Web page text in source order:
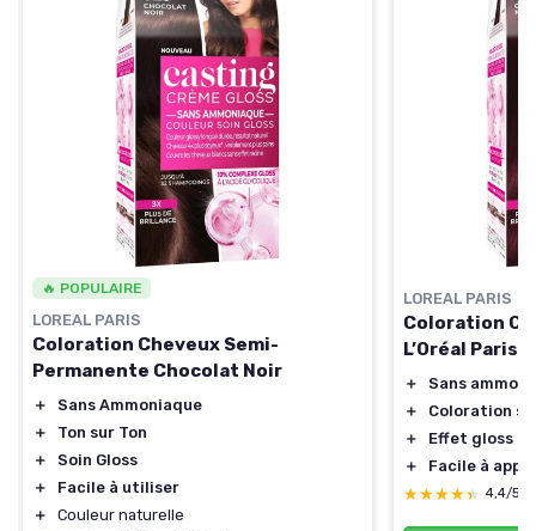
🔥 POPULAIRE
LOREAL PARIS
Coloration Cheveux Semi-
Permanente Chocolat Noir
＋
Sans Ammoniaque
＋
Ton sur Ton
＋
Soin Gloss
＋
Facile à utiliser
＋
Couleur naturelle
LOREAL PARIS
Coloration
L’Oréal Paris
＋
Sans
＋
Coloration
＋
Effet gloss
＋
Facile à
★★★★★
★★★★★ 4,4/5